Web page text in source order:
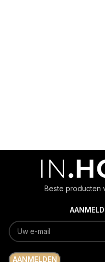
Beste producten